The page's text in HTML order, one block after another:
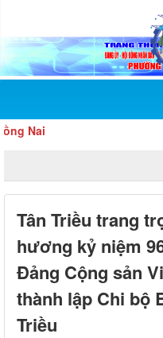
Tân Triều trang
hương kỷ niệm
Đảng Cộng sản
thành lập Chi bộ
Triều